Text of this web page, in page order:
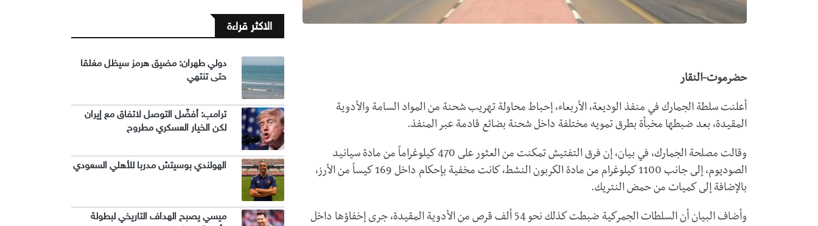
حضرموت-النقار
أعلنت سلطة الجمارك في منفذ الوديعة، الأربعاء، إحباط محاولة تهريب شحنة من المواد السامة والأدوية
المقيدة، بعد ضبطها مخبأة بطرق تمويه مختلفة داخل شحنة بضائع قادمة عبر المنفذ.
وقالت مصلحة الجمارك، في بيان، إن فرق التفتيش تمكنت من العثور على 470 كيلوغراماً من مادة سيانيد
الصوديوم، إلى جانب 1100 كيلوغرام من مادة الكربون النشط، كانت مخفية بإحكام داخل 169 كيساً من الأرز،
بالإضافة إلى كميات من حمض النتريك.
وأضاف البيان أن السلطات الجمركية ضبطت كذلك نحو 54 ألف قرص من الأدوية المقيدة، جرى إخفاؤها داخل
الاكثر قراءة
دولي طهران: مضيق هرمز سيظل مغلقا
حتى تنتهي
ترامب: أفضّل التوصل لاتفاق مع إيران
لكن الخيار العسكري مطروح
الهولندي بوسيتش مدربا للأهلي السعودي
ميسي يصبح الهداف التاريخي لبطولة